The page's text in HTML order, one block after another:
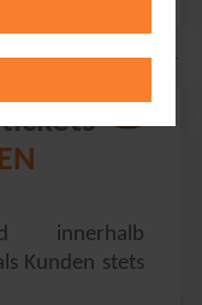
tickets
innerhalb
Kunden stets